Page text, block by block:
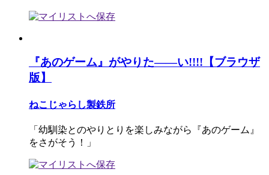
『あのゲーム』がやりた――い!!!!【ブラウザ
版】
ねこじゃらし製鉄所
「幼馴染とのやりとりを楽しみながら『あのゲーム』
をさがそう！」